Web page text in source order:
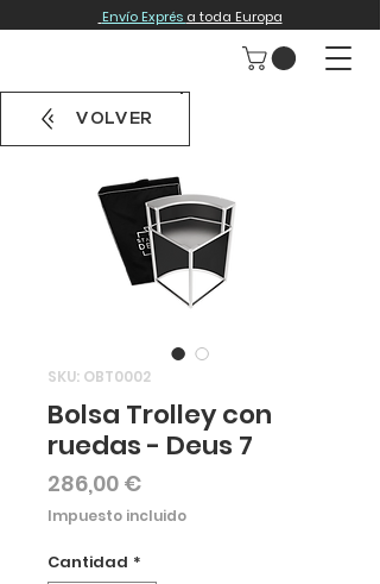
Envío Exprés a toda Europa
SKU: OBT0002
Bolsa Trolley con
ruedas - Deus 7
286,00 €Precio
Impuesto incluido
Cantidad *
VOLVER